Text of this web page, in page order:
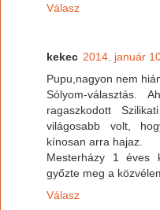
Válasz
kekec 2014. január
Pupu,nagyon nem
Sólyom-választás.
ragaszkodott
világosabb volt,
kínosan arra hajaz.
Mesterházy 1 éves
győzte meg a
Válasz